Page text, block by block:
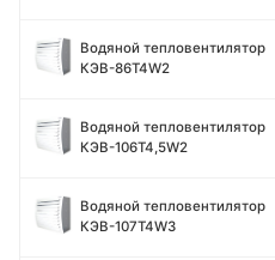
Водяной тепловентилятор
КЭВ-86Т4W2
Водяной тепловентилятор
КЭВ-106Т4,5W2
Водяной тепловентилятор
КЭВ-107Т4W3